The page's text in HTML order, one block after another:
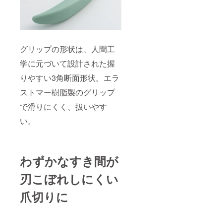
グリップの形状は、人間工
学に元づいて設計された握
りやすい3角断面形状。エラ
ストマー樹脂製のグリップ
で滑りにくく、扱いやす
い。
わずかなすき間が
刃こぼれしにくい
爪切りに